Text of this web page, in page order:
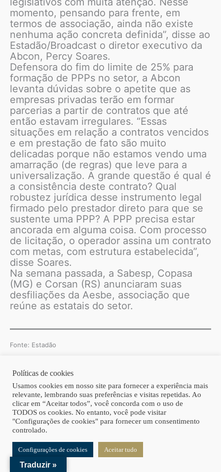
momento, pensando para frente, em
termos de associação, ainda não existe
nenhuma ação concreta definida”, disse ao
Estadão/Broadcast o diretor executivo da
Abcon, Percy Soares.
Defensora do fim do limite de 25% para
formação de PPPs no setor, a Abcon
levanta dúvidas sobre o apetite que as
empresas privadas terão em formar
parcerias a partir de contratos que até
então estavam irregulares. “Essas
situações em relação a contratos vencidos
e em prestação de fato são muito
delicadas porque não estamos vendo uma
amarração (de regras) que leve para a
universalização. A grande questão é qual é
a consistência deste contrato? Qual
robustez jurídica desse instrumento legal
firmado pelo prestador direto para que se
sustente uma PPP? A PPP precisa estar
ancorada em alguma coisa. Com processo
de licitação, o operador assina um contrato
com metas, com estrutura estabelecida”,
disse Soares.
Na semana passada, a Sabesp, Copasa
(MG) e Corsan (RS) anunciaram suas
desfiliações da Aesbe, associação que
reúne as estatais do setor.
Fonte: Estadão
Copyright © 2026 | Homero Costa Advogados
Políticas de cookies
Usamos cookies em nosso site para fornecer a experiência mais
relevante, lembrando suas preferências e visitas repetidas. Ao
clicar em “Aceitar todos”, você concorda com o uso de
TODOS os cookies. No entanto, você pode visitar
"Configurações de cookies" para fornecer um consentimento
controlado.
Configurações de cookies Aceitar tudo
Traduzir »